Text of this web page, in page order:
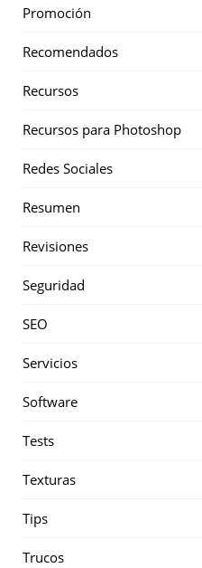
Promoción
Recomendados
Recursos
Recursos para Photoshop
Redes Sociales
Resumen
Revisiones
Seguridad
SEO
Servicios
Software
Tests
Texturas
Tips
Trucos